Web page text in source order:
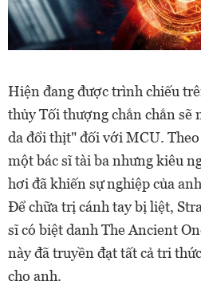
Hiện đang được trình chiếu
thủy Tối thượng chắn chắn sẽ
da đổi thịt" đối với MCU.
một bác sĩ tài ba nhưng kiêu
hơi đã khiến sự nghiệp của
Để chữa trị cánh tay bị liệt,
sĩ có biệt danh The Ancient
này đã truyền đạt tất cả tri
cho anh.